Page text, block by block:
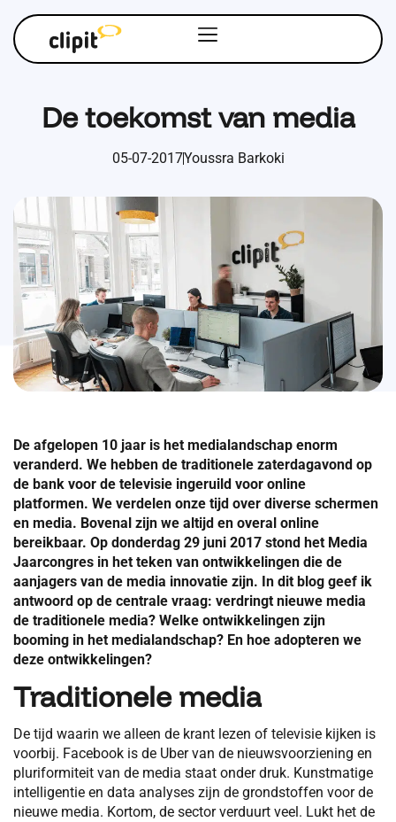
De toekomst van media
05-07-2017Youssra Barkoki
De afgelopen 10 jaar is het medialandschap enorm
veranderd. We hebben de traditionele zaterdagavond op
de bank voor de televisie ingeruild voor online
platformen. We verdelen onze tijd over diverse schermen
en media. Bovenal zijn we altijd en overal online
bereikbaar. Op donderdag 29 juni 2017 stond het Media
Jaarcongres in het teken van ontwikkelingen die de
aanjagers van de media innovatie zijn. In dit blog geef ik
antwoord op de centrale vraag: verdringt nieuwe media
de traditionele media? Welke ontwikkelingen zijn
booming in het medialandschap? En hoe adopteren we
deze ontwikkelingen?
Traditionele media
De tijd waarin we alleen de krant lezen of televisie kijken is
voorbij. Facebook is de Uber van de nieuwsvoorziening en
pluriformiteit van de media staat onder druk. Kunstmatige
intelligentie en data analyses zijn de grondstoffen voor de
nieuwe media. Kortom, de sector verduurt veel. Lukt het de